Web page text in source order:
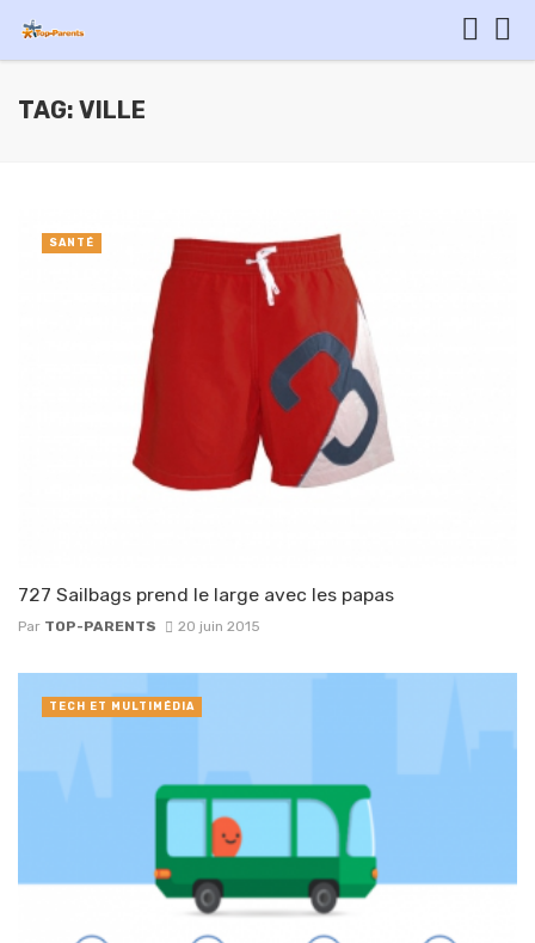
TAG: VILLE
727 Sailbags prend le large avec les papas
Par TOP-PARENTS 20 juin 2015
SANTÉ
TECH ET MULTIMÉDIA